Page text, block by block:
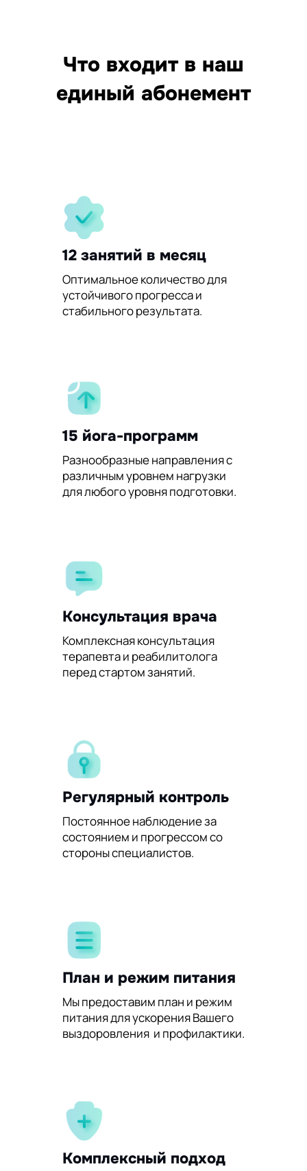
Что входит в наш
единый абонемент
12 занятий в месяц
Оптимальное количество для
устойчивого прогресса и
стабильного результата.
15 йога-программ
Разнообразные направления с
различным уровнем нагрузки
для любого уровня подготовки.
Консультация врача
Комплексная консультация
терапевта и реабилитолога
перед стартом занятий.
Регулярный контроль
Постоянное наблюдение за
состоянием и прогрессом со
стороны специалистов.
План и режим питания
Мы предоставим план и режим
питания для ускорения Вашего
выздоровления и профилактики.
Комплексный подход